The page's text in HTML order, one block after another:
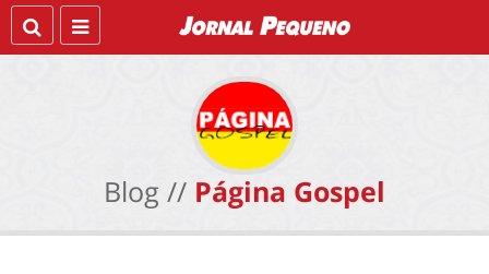
Blog // Página Gospel